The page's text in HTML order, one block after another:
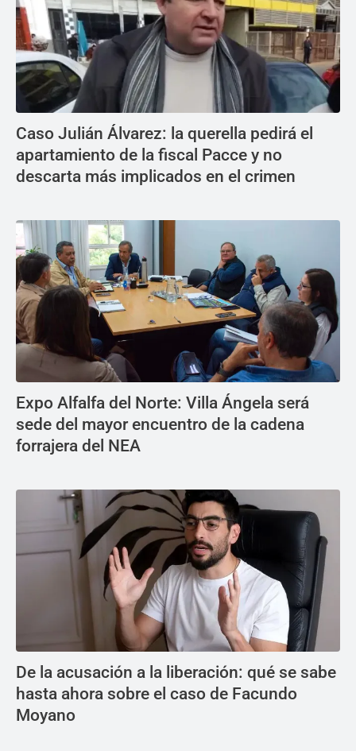
Caso Julián Álvarez: la querella pedirá el
apartamiento de la fiscal Pacce y no
descarta más implicados en el crimen
Expo Alfalfa del Norte: Villa Ángela será
sede del mayor encuentro de la cadena
forrajera del NEA
De la acusación a la liberación: qué se sabe
hasta ahora sobre el caso de Facundo
Moyano